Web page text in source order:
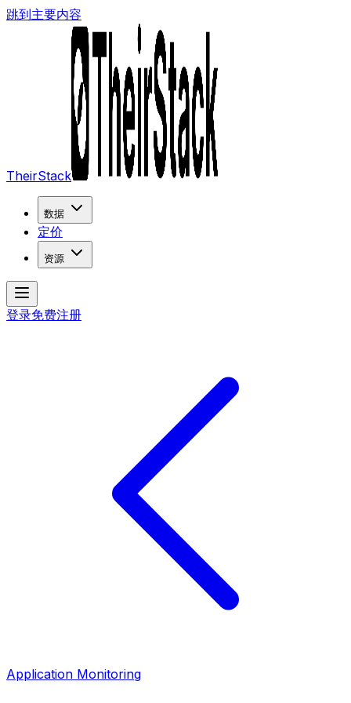
跳到主要内容
TheirStack
数据
定价
资源
登录免费注册
Application Monitoring